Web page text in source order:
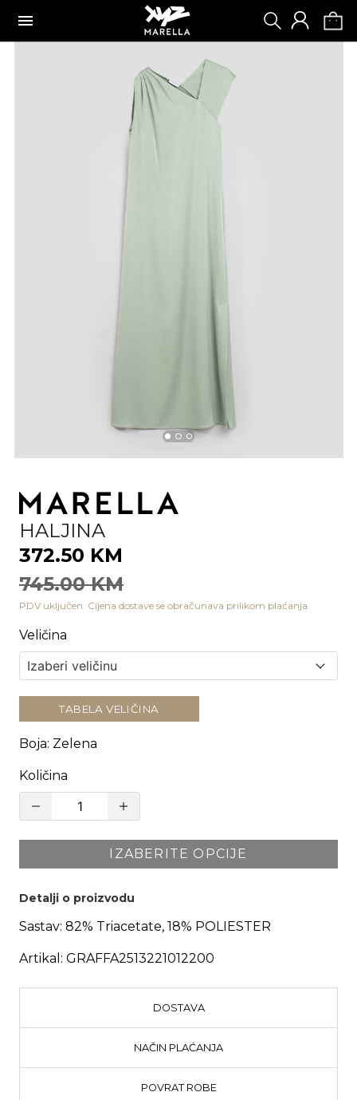
HALJINA
372.50 KM
745.00 KM
PDV uključen. Cijena dostave se obračunava prilikom plaćanja.
Veličina
TABELA VELIČINA
Boja: Zelena
Količina
IZABERITE OPCIJE
Detalji o proizvodu
Sastav: 82% Triacetate, 18% POLIESTER
Artikal: GRAFFA2513221012200
DOSTAVA
NAČIN PLAĆANJA
POVRAT ROBE